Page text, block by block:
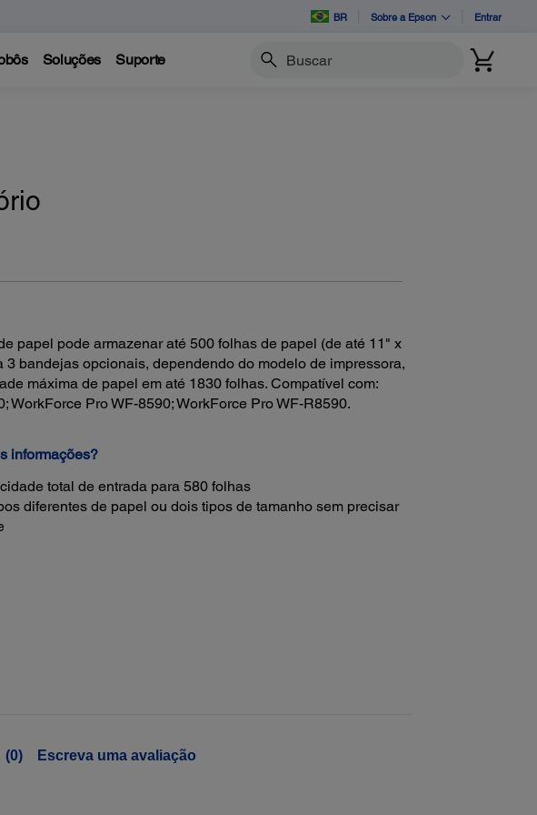
BR Sobre a Epson Entrar
Soluções Suporte Buscar
papel pode armazenar até 500 folhas de papel (de até 11" x
3 bandejas opcionais, dependendo do modelo de impressora,
máxima de papel em até 1830 folhas. Compatível com:
WorkForce Pro WF-8590; WorkForce Pro WF-R8590.
informações?
total de entrada para 580 folhas
diferentes de papel ou dois tipos de tamanho sem precisar
(0) Escreva uma avaliação